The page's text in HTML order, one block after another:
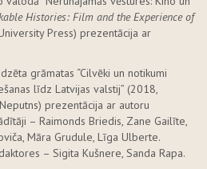
Histories: Film and the Experience of
Press) prezentācija ar
grāmatas “Cilvēki un notikumi
līdz Latvijas valstij” (2018,
prezentācija ar autoru
– Raimonds Briedis, Zane Gailīte,
Māra Grudule, Līga Ulberte.
– Sigita Kušnere, Sanda Rapa.